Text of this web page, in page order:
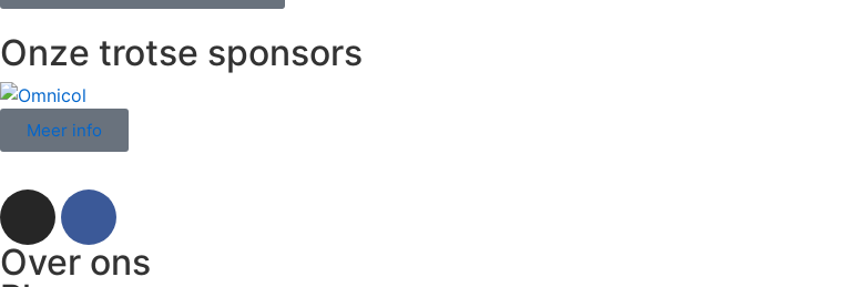
Onze trotse sponsors
Meer info
Over ons